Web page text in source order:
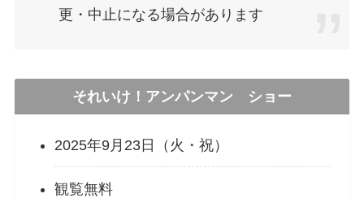
更・中止になる場合があります
それいけ！アンパンマン ショー
2025年9月23日（火・祝）
観覧無料